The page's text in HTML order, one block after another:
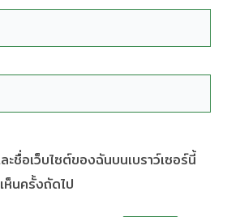
ชื่อเว็บไซต์ของฉันบนเบราว์เซอร์นี้
ห็นครั้งถัดไป